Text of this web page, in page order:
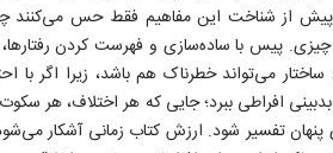
پیش از شناخت این مفاهیم فقط حس می‌کنند
پیس با ساده‌سازی و فهرست کردن
می‌تواند خطرناک هم باشد، زیرا اگر با
افراطی ببرد؛ جایی که هر اختلاف، هر
تفسیر شود. ارزش کتاب زمانی آشکار